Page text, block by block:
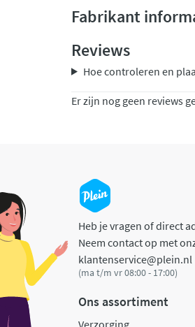
Fabrikant
Reviews
Hoe controleren en
Er zijn nog geen reviews
Heb je vragen of direct
Neem contact op met
klantenservice@plein.nl
(ma t/m vr 08:00 - 17:00)
Ons assortiment